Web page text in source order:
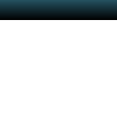
Aller